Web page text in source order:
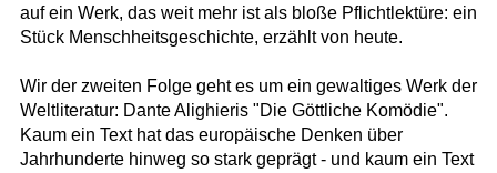
auf ein Werk, das weit mehr ist als bloße Pflichtlektüre: ein
Stück Menschheitsgeschichte, erzählt von heute.
Wir der zweiten Folge geht es um ein gewaltiges Werk der
Weltliteratur: Dante Alighieris "Die Göttliche Komödie".
Kaum ein Text hat das europäische Denken über
Jahrhunderte hinweg so stark geprägt - und kaum ein Text